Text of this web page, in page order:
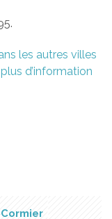
les autres villes
d’information